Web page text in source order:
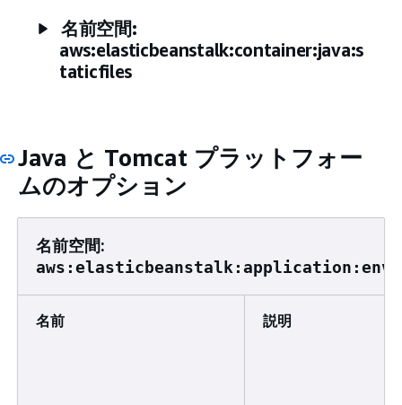
名前空間:
aws:elasticbeanstalk:container:java:s
taticfiles
Java と Tomcat プラットフォー
ムのオプション
名前空間:
名前 説明